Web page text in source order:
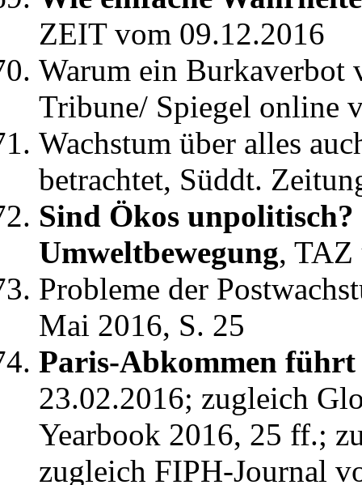
ZEIT vom 09.12.2016
Warum ein Burkaverbot
Tribune/ Spiegel online
Wachstum über alles
betrachtet, Süddt.
Sind Ökos
Umweltbewegung, TAZ
Probleme der
Mai 2016, S. 25
Paris-Abkommen führt
23.02.2016; zugleich
Yearbook 2016, 25 ff.;
zugleich FIPH-Journal